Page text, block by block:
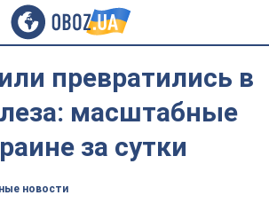
превратились в
масштабные
за сутки
новости